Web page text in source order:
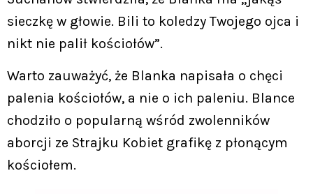
sieczkę w głowie. Bili to koledzy Twojego ojca i
nikt nie palił kościołów”.
Warto zauważyć, że Blanka napisała o chęci
palenia kościołów, a nie o ich paleniu. Blance
chodziło o popularną wśród zwolenników
aborcji ze Strajku Kobiet grafikę z płonącym
kościołem.